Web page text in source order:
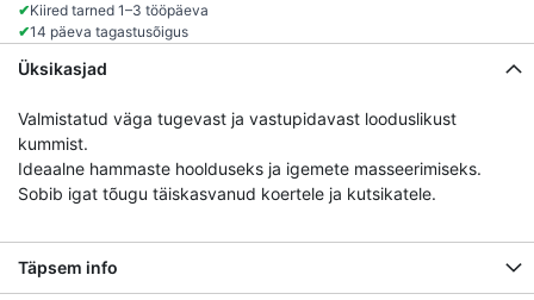
✔Kiired tarned 1–3 tööpäeva
✔14 päeva tagastusõigus
Üksikasjad
Valmistatud väga tugevast ja vastupidavast looduslikust
kummist.
Ideaalne hammaste hoolduseks ja igemete masseerimiseks.
Sobib igat tõugu täiskasvanud koertele ja kutsikatele.
Täpsem info